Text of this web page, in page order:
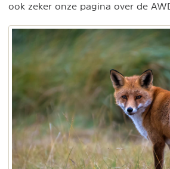
ook zeker onze pagina over de